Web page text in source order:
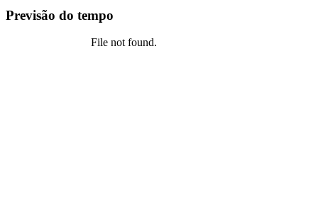
Previsão do tempo